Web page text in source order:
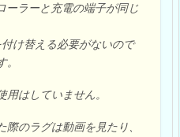
ーラーと充電の端子が同じ
け替える必要がないので
用はしていません。
際のラグは動画を見たり、